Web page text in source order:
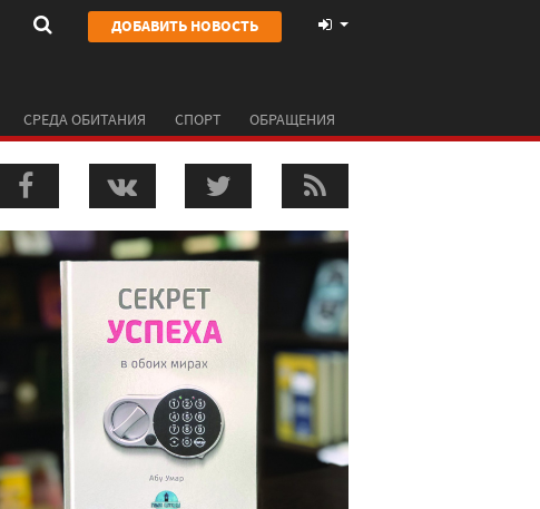
ДОБАВИТЬ НОВОСТЬ
СРЕДА ОБИТАНИЯ СПОРТ ОБРАЩЕНИЯ